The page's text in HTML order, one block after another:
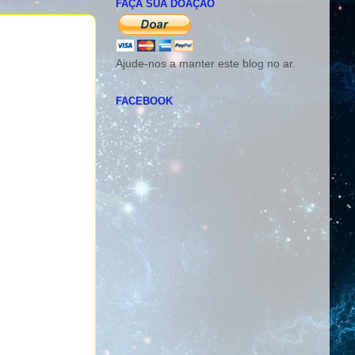
FAÇA SUA DOAÇÃO
Ajude-nos a manter este blog no ar.
FACEBOOK